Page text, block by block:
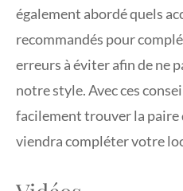
également abordé quels
recommandés pour
erreurs à éviter afin de ne
notre style. Avec ces
facilement trouver la paire
viendra compléter votre